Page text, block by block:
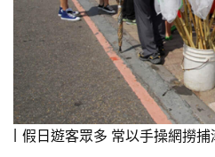
假日遊客眾多 常以手操網撈捕